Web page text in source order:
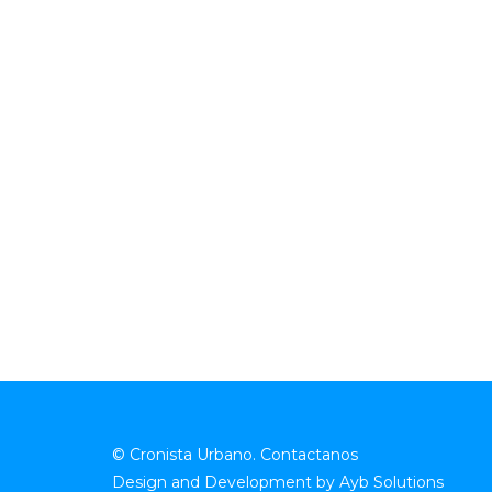
© Cronista Urbano. Contactanos
Design and Development by Ayb Solutions